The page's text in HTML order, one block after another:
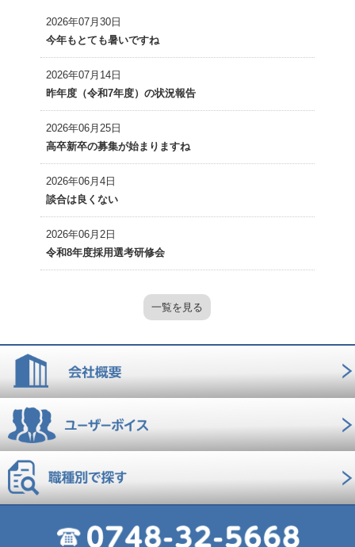
2026年07月30日
今年もとても暑いですね
2026年07月14日
昨年度（令和7年度）の状況報告
2026年06月25日
高卒新卒の募集が始まりますね
2026年06月4日
談合は良くない
2026年06月2日
令和8年度採用選考研修会
一覧を見る